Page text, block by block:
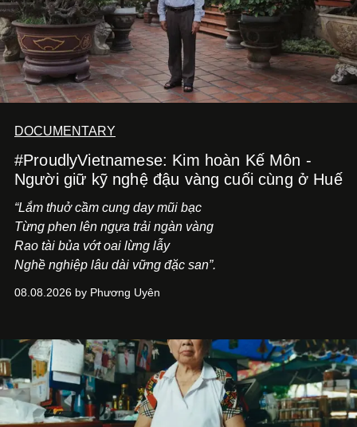
DOCUMENTARY
#ProudlyVietnamese: Kim hoàn Kế Môn -
Người giữ kỹ nghệ đậu vàng cuối cùng ở Huế
“Lắm thuở cầm cung day mũi bạc
Từng phen lên ngựa trải ngàn vàng
Rao tài bủa vớt oai lừng lẫy
Nghề nghiệp lâu dài vững đặc san”.
08.08.2026 by Phương Uyên